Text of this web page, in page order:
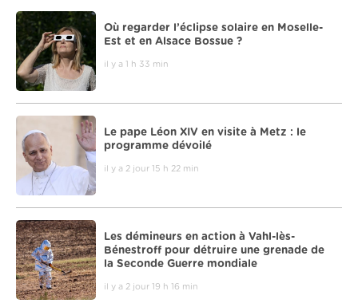
Où regarder l’éclipse solaire en Moselle-
Est et en Alsace Bossue ?
il y a 1 h 33 min
Le pape Léon XIV en visite à Metz : le
programme dévoilé
il y a 2 jour 15 h 22 min
Les démineurs en action à Vahl-lès-
Bénestroff pour détruire une grenade de
la Seconde Guerre mondiale
il y a 2 jour 19 h 16 min